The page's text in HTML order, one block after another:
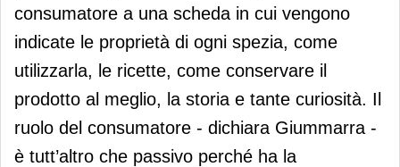
consumatore a una scheda in cui vengono
indicate le proprietà di ogni spezia, come
utilizzarla, le ricette, come conservare il
prodotto al meglio, la storia e tante curiosità. Il
ruolo del consumatore - dichiara Giummarra -
è tutt’altro che passivo perché ha la